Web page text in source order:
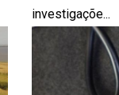
investigaçõe...